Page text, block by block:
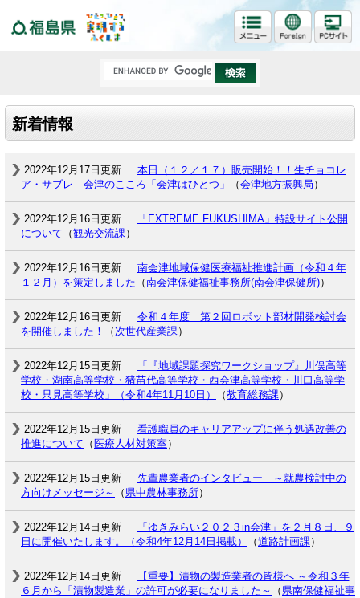
新着情報
2022年12月17日更新
本日（１２／１７）販売開始！！生チョコレ
ア・サブレ 会津のこころ「会津はひとつ」
（会津地方振興局 ）
2022年12月16日更新
「EXTREME FUKUSHIMA」特設サイト公開
について （観光交流課）
2022年12月16日更新
南会津地域保健医療福祉推進計画（令和４年
１２月）を策定しました （南会津保健福祉事務所(南会津保健所)）
2022年12月16日更新
令和４年度 第２回ロボット部材開発検討会
を開催しました！
（次世代産業課）
2022年12月15日更新
「『地域課題探究ワークショップ』川俣高等
学校・湖南高等学校・猪苗代高等学校・西会津高等学校・川口高等学
校・只見高等学校」（令和4年11月10日）
（教育総務課）
2022年12月15日更新
看護職員のキャリアアップに伴う処遇改善の
推進について （ 医療人材対策室 ）
2022年12月15日更新
先輩農業者のインタビュー ～就農検討中の
方向けメッセージ～
（ 県中農林事務所）
2022年12月14日更新
「ゆきみらい２０２３in会津」を２月８日、９
日に開催いたします。（令和4年12月14日掲載）
（道路計画課）
2022年12月14日更新
【重要】漬物の製造業者の皆様へ ～令和３年
６月から「漬物製造業」の許可が必要になりました～
（ 県南保健福祉事